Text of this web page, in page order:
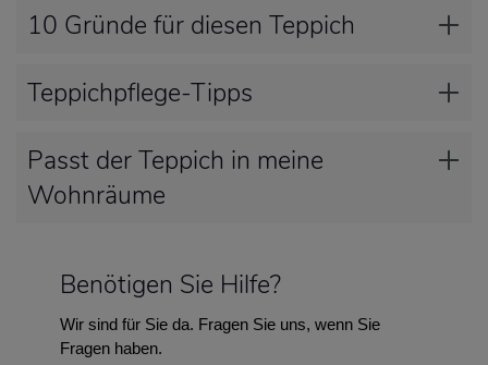
10 Gründe für diesen Teppich
Teppichpflege-Tipps
Passt der Teppich in meine
Wohnräume
Benötigen Sie Hilfe?
Wir sind für Sie da. Fragen Sie uns, wenn Sie
Fragen haben.